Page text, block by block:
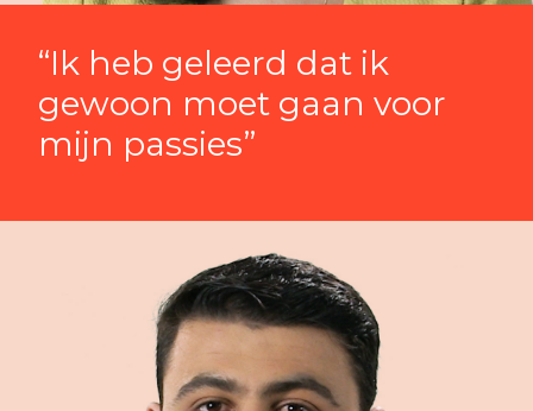
“Ik heb geleerd dat ik
gewoon moet gaan voor
mijn passies”